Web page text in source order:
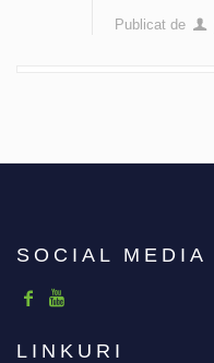
Publicat de
SOCIAL MEDIA
LINKURI